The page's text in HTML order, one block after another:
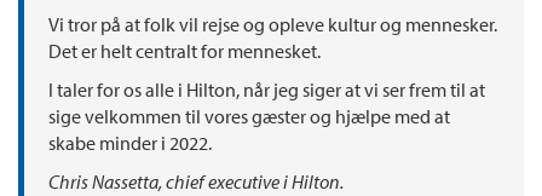
Vi tror på at folk vil rejse og opleve kultur og mennesker.
Det er helt centralt for mennesket.
I taler for os alle i Hilton, når jeg siger at vi ser frem til at
sige velkommen til vores gæster og hjælpe med at
skabe minder i 2022.
Chris Nassetta, chief executive i Hilton.